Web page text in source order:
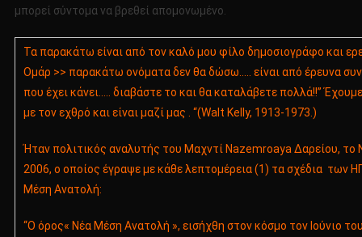
μπορεί σύντομα να βρεθεί απομονωμένο.
Τα παρακάτω είναι από τον καλό μου φίλο δημοσιογράφο και
Ομάρ >> παρακάτω ονόματα δεν θα δώσω….. είναι από έρευνα
που έχει κάνει….. διαβάστε το και θα καταλάβετε πολλά!!”
με τον εχθρό και είναι μαζί μας . “(Walt Kelly, 1913-1973.)
Ήταν πολιτικός αναλυτής του Μαχντί Nazemroaya Δαρείου, το
2006, ο οποίος έγραψε με κάθε λεπτομέρεια (1) τα σχέδια των
Μέση Ανατολή:
“Ο όρος« Νέα Μέση Ανατολή », εισήχθη στον κόσμο τον Ιούνιο